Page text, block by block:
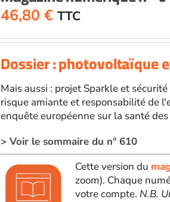
46,80€ TTC
Dossier : photovoltaïque
Mais aussi : projet Sparkle et
risque amiante et responsabilité de
enquête européenne sur la santé
> Voir le sommaire du n° 610
Cette version du
zoom). Chaque
votre compte. N.B.